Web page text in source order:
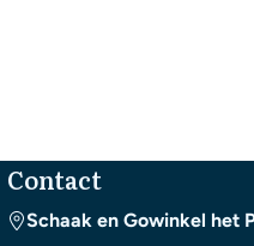
Contact
Schaak en Gowinkel het